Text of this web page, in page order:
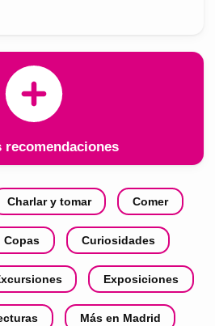
recomendaciones
Charlar y tomar Comer
Copas Curiosidades
Exposiciones
Más en Madrid